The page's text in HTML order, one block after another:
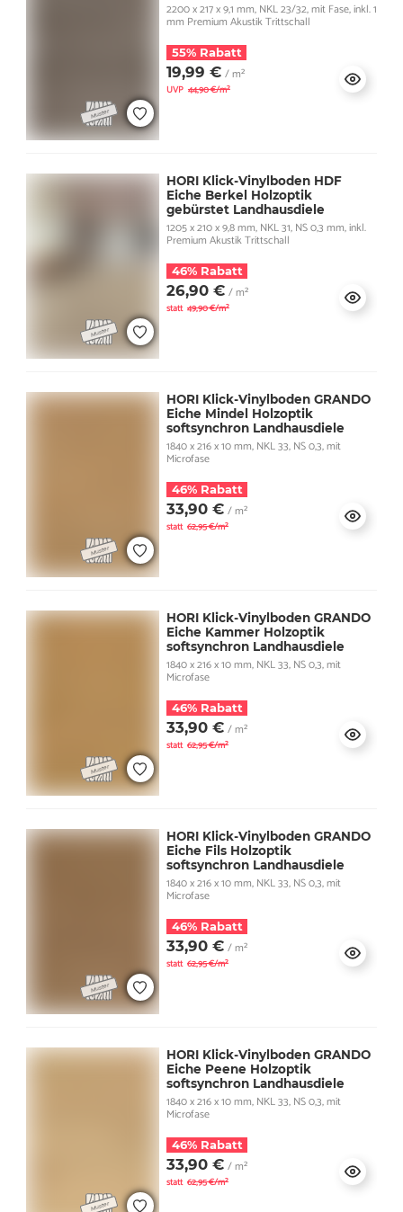
2200 x 217 x 9,1 mm, NKL 23/32, mit Fase, inkl. 1
mm Premium Akustik Trittschall
55% Rabatt
19,99 € / m²
UVP 44,90 €/m²
HORI Klick-Vinylboden HDF
Eiche Berkel Holzoptik
gebürstet Landhausdiele
1205 x 210 x 9,8 mm, NKL 31, NS 0,3 mm, inkl.
Premium Akustik Trittschall
46% Rabatt
26,90 € / m²
statt 49,90 €/m²
HORI Klick-Vinylboden GRANDO
Eiche Mindel Holzoptik
softsynchron Landhausdiele
1840 x 216 x 10 mm, NKL 33, NS 0,3, mit
Microfase
46% Rabatt
33,90 € / m²
statt 62,95 €/m²
HORI Klick-Vinylboden GRANDO
Eiche Kammer Holzoptik
softsynchron Landhausdiele
1840 x 216 x 10 mm, NKL 33, NS 0,3, mit
Microfase
46% Rabatt
33,90 € / m²
statt 62,95 €/m²
HORI Klick-Vinylboden GRANDO
Eiche Fils Holzoptik
softsynchron Landhausdiele
1840 x 216 x 10 mm, NKL 33, NS 0,3, mit
Microfase
46% Rabatt
33,90 € / m²
statt 62,95 €/m²
HORI Klick-Vinylboden GRANDO
Eiche Peene Holzoptik
softsynchron Landhausdiele
1840 x 216 x 10 mm, NKL 33, NS 0,3, mit
Microfase
46% Rabatt
33,90 € / m²
statt 62,95 €/m²